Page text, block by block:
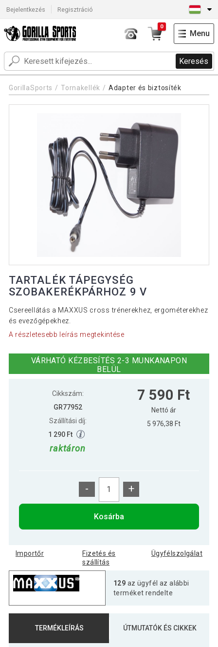
Bejelentkezés Regisztráció
Keresés
0
Menu
GorillaSports Tornakellék Adapter és biztosíték
TARTALÉK TÁPEGYSÉG
SZOBAKERÉKPÁRHOZ 9 V
Csereellátás a MAXXUS cross trénerekhez, ergométerekhez
és evezőgépekhez.
A részletesebb leírás megtekintése
VÁRHATÓ KÉZBESÍTÉS 2-3 MUNKANAPON
BELÜL
Cikkszám:
GR77952
Szállítási díj:
1 290 Ft
raktáron
7 590 Ft
Nettó ár
5 976,38 Ft
- +
Kosárba
Importőr
Fizetés és
szállítás
Ügyfélszolgálat
129 az ügyfél az alábbi
terméket rendelte
TERMÉKLEÍRÁS ÚTMUTATÓK ÉS CIKKEK